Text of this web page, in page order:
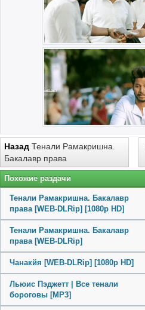
Назад Тенали Рамакришна.
Бакалавр права
Похожие раздачи
Тенали Рамакришна. Бакалавр
права [WEB-DLRip] [1080p HD]
Тенали Рамакришна. Бакалавр
права [WEB-DLRip]
Чанакйя [WEB-DLRip] [1080p HD]
Льюис Пэджетт | Все тенали
бороговы [MP3]